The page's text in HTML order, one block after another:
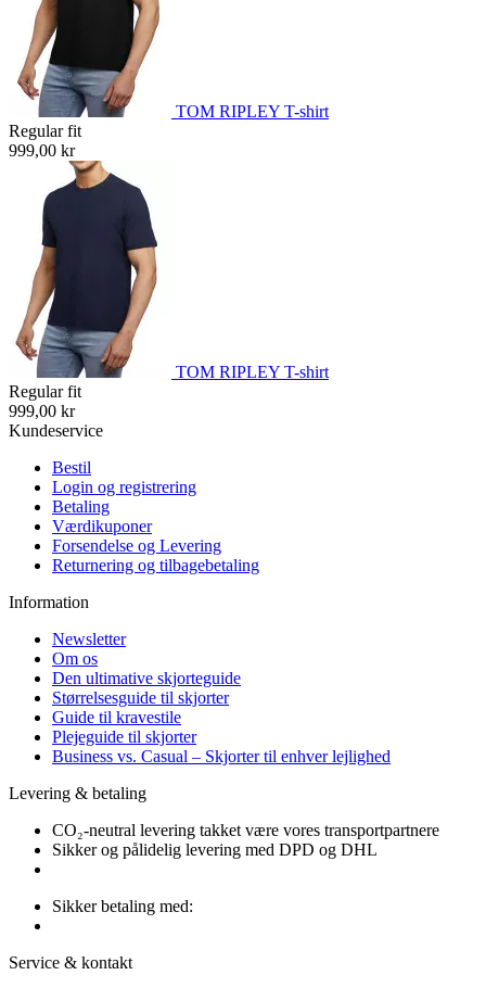
TOM RIPLEY T-shirt
Regular fit
999,00 kr
TOM RIPLEY T-shirt
Regular fit
999,00 kr
Kundeservice
Bestil
Login og registrering
Betaling
Værdikuponer
Forsendelse og Levering
Returnering og tilbagebetaling
Information
Newsletter
Om os
Den ultimative skjorteguide
Størrelsesguide til skjorter
Guide til kravestile
Plejeguide til skjorter
Business vs. Casual – Skjorter til enhver lejlighed
Levering & betaling
CO₂-neutral levering takket være vores transportpartnere
Sikker og pålidelig levering med DPD og DHL
Sikker betaling med:
Service & kontakt